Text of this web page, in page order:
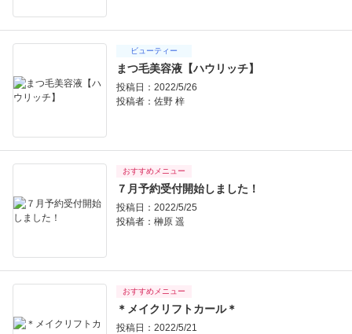
ビューティー
まつ毛美容液【ハウリッチ】
投稿日：2022/5/26
投稿者： 佐野 梓
おすすめメニュー
７月予約受付開始しました！
投稿日：2022/5/25
投稿者： 榊原 遥
おすすめメニュー
＊メイクリフトカール＊
投稿日：2022/5/21